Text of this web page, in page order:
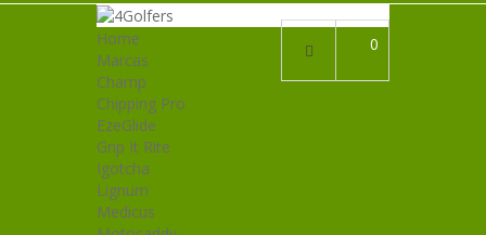
0
Home
Marcas
Champ
Chipping Pro
EzeGlide
Grip It Rite
Igotcha
Lignum
Medicus